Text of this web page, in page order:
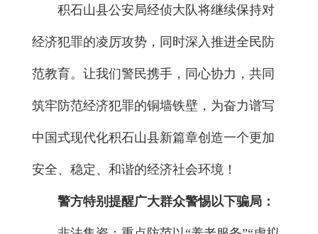
积石山县公安局经侦大队将继续保持对
经济犯罪的凌厉攻势，同时深入推进全民防
范教育。让我们警民携手，同心协力，共同
筑牢防范经济犯罪的铜墙铁壁，为奋力谱写
中国式现代化积石山县新篇章创造一个更加
安全、稳定、和谐的经济社会环境！
警方特别提醒广大群众警惕以下骗局：